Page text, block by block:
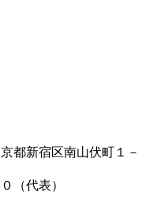
都新宿区南山伏町１－
（代表）